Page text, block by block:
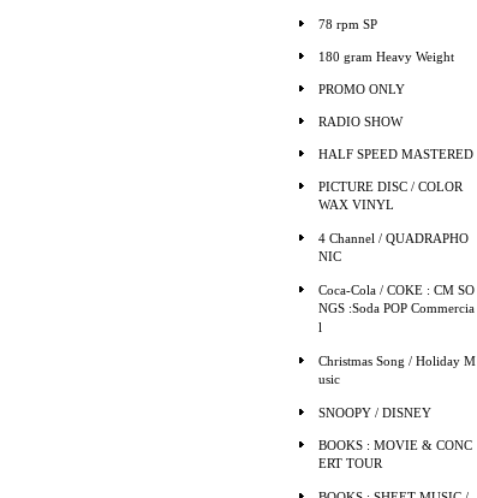
78 rpm SP
180 gram Heavy Weight
PROMO ONLY
RADIO SHOW
HALF SPEED MASTERED
PICTURE DISC / COLOR
WAX VINYL
4 Channel / QUADRAPHO
NIC
Coca-Cola / COKE : CM SO
NGS :Soda POP Commercia
l
Christmas Song / Holiday M
usic
SNOOPY / DISNEY
BOOKS : MOVIE & CONC
ERT TOUR